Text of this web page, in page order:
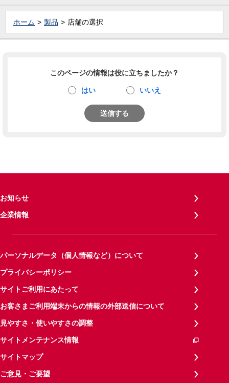
ホーム 製品 店舗の選択
このページの情報は役に立ちましたか？
はい いいえ
送信する
お知らせ
企業情報
パーソナルデータ（個人情報など）について
プライバシーポリシー
サイトご利用にあたって
お客さまご利用端末からの情報の外部送信について
見やすさ・使いやすさの調整
サイトメンテナンス情報
サイトマップ
ご意見・ご要望